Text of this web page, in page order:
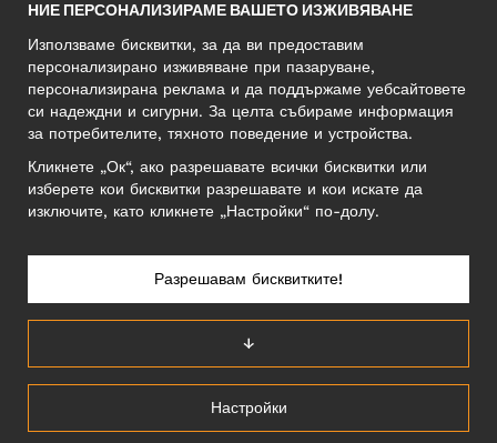
БИЗНЕС АДРЕС
Narva mnt 5, EE-10117 Tallinn
Reg: 12356245
БЪЛГАРИЯ/БЪЛГАРСКИ
НИЕ ПЕРСОНАЛИЗИРАМЕ ВАШЕТО ИЗЖИВЯВАНЕ
Използваме бисквитки, за да ви предоставим
персонализирано изживяване при пазаруване,
персонализирана реклама и да поддържаме уебсайтовете
си надеждни и сигурни. За целта събираме информация
за потребителите, тяхното поведение и устройства.
Кликнете „Ок“, ако разрешавате всички бисквитки или
изберете кои бисквитки разрешавате и кои искате да
изключите, като кликнете „Настройки“ по-долу.
Настройки
↓
Разрешавам бисквитките!